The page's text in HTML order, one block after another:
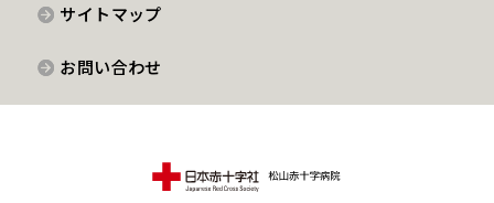
サイトマップ
お問い合わせ